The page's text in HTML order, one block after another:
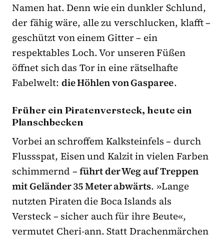
Namen hat. Denn wie ein dunkler Schlund,
der fähig wäre, alle zu verschlucken, klafft –
geschützt von einem Gitter – ein
respektables Loch. Vor unseren Füßen
öffnet sich das Tor in eine rätselhafte
Fabelwelt: die Höhlen von Gasparee.
Früher ein Piratenversteck, heute ein
Planschbecken
Vorbei an schroffem Kalksteinfels – durch
Flussspat, Eisen und Kalzit in vielen Farben
schimmernd –führt der Weg auf Treppen
mit Geländer 35 Meter abwärts. »Lange
nutzten Piraten die Boca Islands als
Versteck – sicher auch für ihre Beute«,
vermutet Cheri-ann. Statt Drachenmärchen